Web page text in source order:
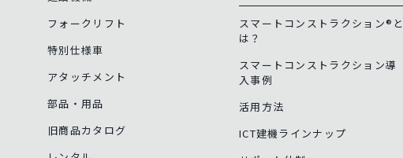
フォークリフト
特別仕様車
アタッチメント
部品・用品
旧商品カタログ
スマートコンストラクション®と
は？
スマートコンストラクション導
入事例
活用方法
ICT建機ラインナップ